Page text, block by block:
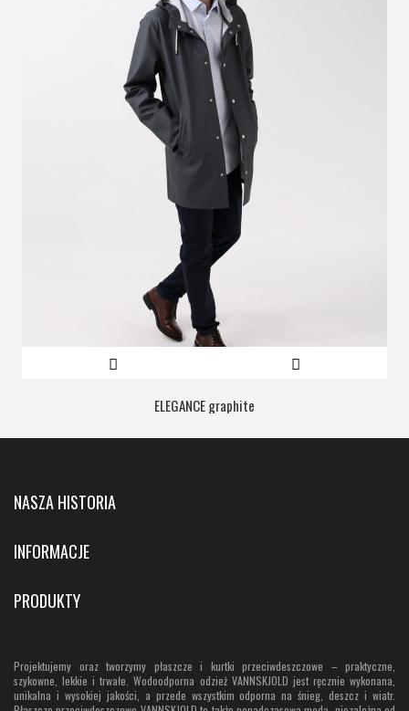
ELEGANCE graphite
NASZA HISTORIA
INFORMACJE
PRODUKTY
Projektujemy oraz tworzymy płaszcze i kurtki przeciwdeszczowe – praktyczne,
szykowne, lekkie i trwałe. Wodoodporna odzież VANNSKJOLD jest ręcznie wykonana,
unikalna i wysokiej jakości, a przede wszystkim odporna na śnieg, deszcz i wiatr.